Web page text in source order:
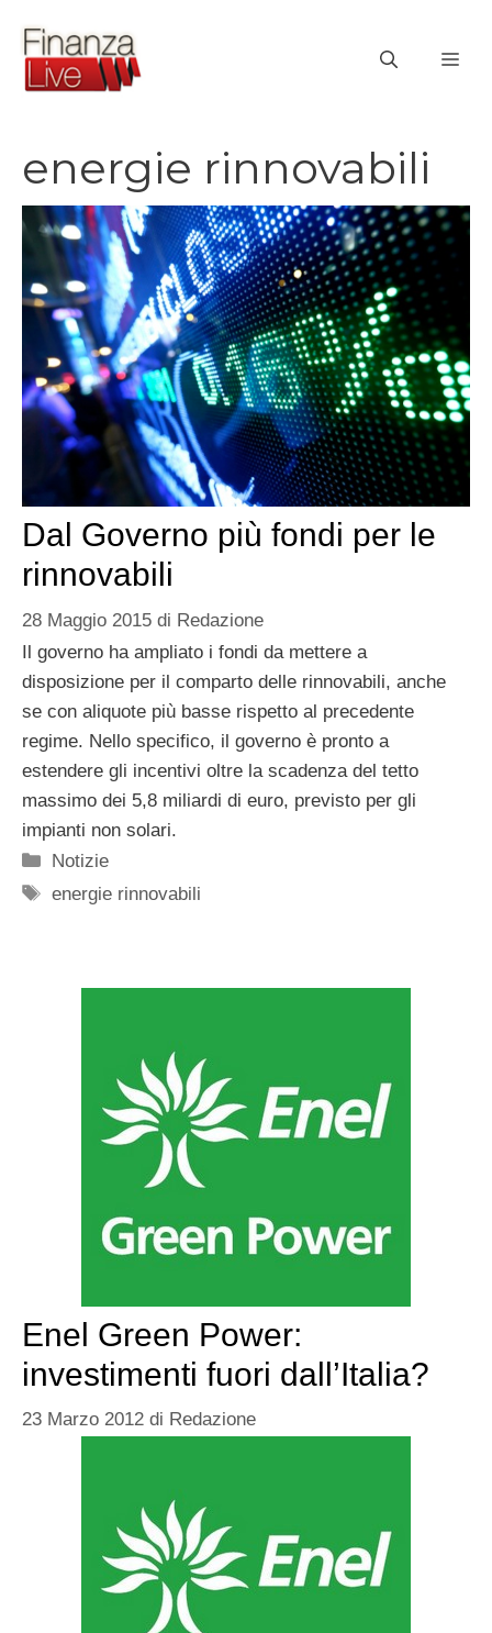
contenuto
energie rinnovabili
Dal Governo più fondi per le
rinnovabili
28 Maggio 2015 di Redazione
Il governo ha ampliato i fondi da mettere a
disposizione per il comparto delle rinnovabili, anche
se con aliquote più basse rispetto al precedente
regime. Nello specifico, il governo è pronto a
estendere gli incentivi oltre la scadenza del tetto
massimo dei 5,8 miliardi di euro, previsto per gli
impianti non solari.
Categorie
Notizie
Tag
energie rinnovabili
Enel Green Power:
investimenti fuori dall’Italia?
23 Marzo 2012 di Redazione